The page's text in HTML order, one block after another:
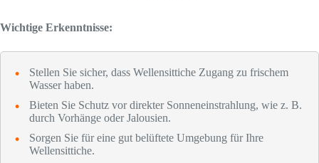
Wichtige Erkenntnisse:
Stellen Sie sicher, dass Wellensittiche Zugang zu frischem
Wasser haben.
Bieten Sie Schutz vor direkter Sonneneinstrahlung, wie z. B.
durch Vorhänge oder Jalousien.
Sorgen Sie für eine gut belüftete Umgebung für Ihre
Wellensittiche.